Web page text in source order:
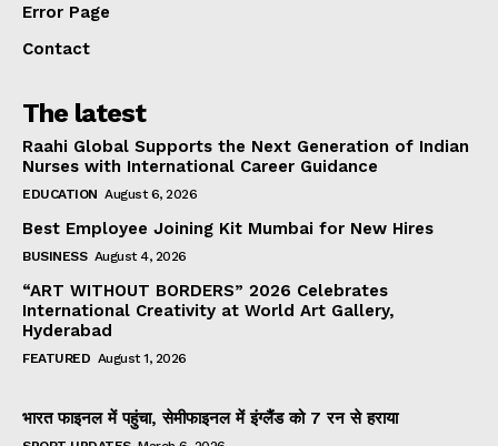
Error Page
Contact
The latest
Raahi Global Supports the Next Generation of Indian
Nurses with International Career Guidance
EDUCATION August 6, 2026
Best Employee Joining Kit Mumbai for New Hires
BUSINESS August 4, 2026
“ART WITHOUT BORDERS” 2026 Celebrates
International Creativity at World Art Gallery,
Hyderabad
FEATURED August 1, 2026
भारत फाइनल में पहुंचा, सेमीफाइनल में इंग्लैंड को 7 रन से हराया